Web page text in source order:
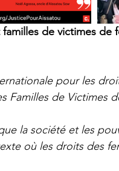
de victimes de
pour les
Familles de Victimes
la société et les
où les droits des